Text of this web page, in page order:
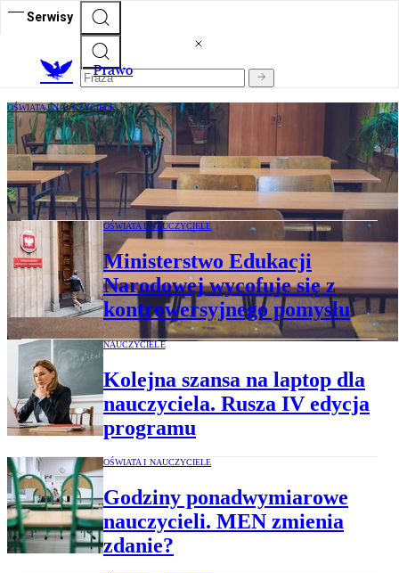
Serwisy
Prawo
OŚWIATA I NAUCZYCIELE
Uczniowie i nauczyciele alarmują w
sprawie tzw. godzin basiowych. „To
tykająca bomba”
OŚWIATA I NAUCZYCIELE
Ministerstwo Edukacji
Narodowej wycofuje się z
kontrowersyjnego pomysłu
NAUCZYCIELE
Kolejna szansa na laptop dla
nauczyciela. Rusza IV edycja
programu
OŚWIATA I NAUCZYCIELE
Godziny ponadwymiarowe
nauczycieli. MEN zmienia
zdanie?